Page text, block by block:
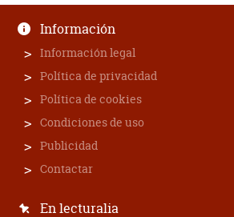
Información
Información legal
Política de privacidad
Política de cookies
Condiciones de uso
Publicidad
Contactar
En lecturalia